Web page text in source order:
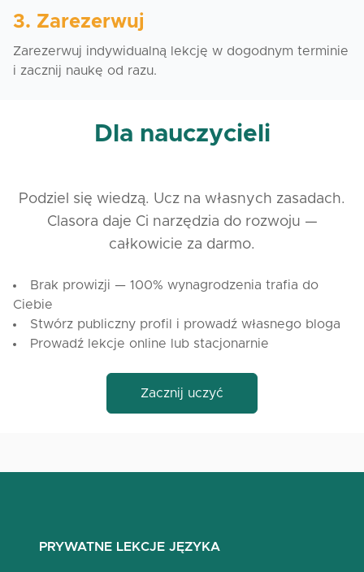
3. Zarezerwuj
Zarezerwuj indywidualną lekcję w dogodnym terminie
i zacznij naukę od razu.
Dla nauczycieli
Podziel się wiedzą. Ucz na własnych zasadach.
Clasora daje Ci narzędzia do rozwoju —
całkowicie za darmo.
Brak prowizji — 100% wynagrodzenia trafia do
Ciebie
Stwórz publiczny profil i prowadź własnego bloga
Prowadź lekcje online lub stacjonarnie
Zacznij uczyć
PRYWATNE LEKCJE JĘZYKA